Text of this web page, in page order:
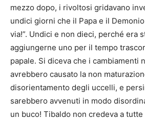
mezzo dopo, i rivoltosi gridavano
undici giorni che il Papa e il
via!”. Undici e non dieci, perché era
aggiungerne uno per il tempo
papale. Si diceva che i cambiamenti
avrebbero causato la non
disorientamento degli uccelli, e
sarebbero avvenuti in modo
un buco! Tibaldo non credeva a